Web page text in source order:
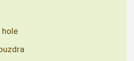
hole